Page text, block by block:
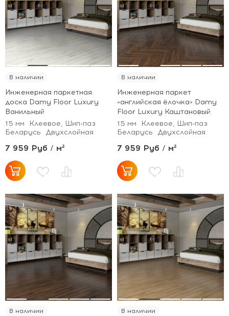
В наличии
Инженерная паркетная
доска Damy Floor Luxury
Ванильный
15 мм
Клеевое, Шип-паз
Беларусь
Двухслойная
7 959 Руб / м²
В наличии
Инженерная паркет
«английская ёлочка» Damy
Floor Luxury Каштановый
15 мм
Клеевое, Шип-паз
Беларусь
Двухслойная
7 959 Руб / м²
В наличии В наличии